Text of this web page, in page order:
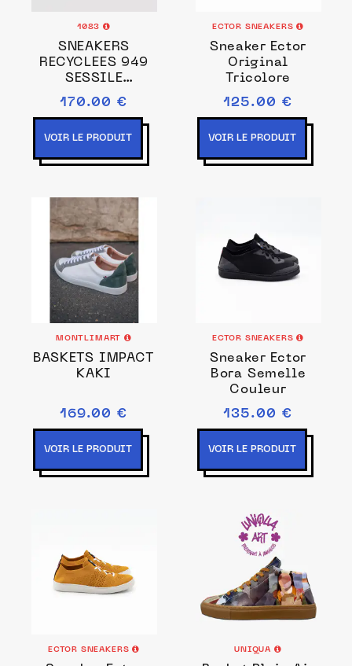
1083
SNEAKERS
RECYCLEES 949
SESSILE
montantes
superdenim bleu
170.00 €
VOIR LE PRODUIT
ECTOR SNEAKERS
Sneaker Ector
Original
Tricolore
125.00 €
VOIR LE PRODUIT
MONTLIMART
BASKETS IMPACT
KAKI
169.00 €
VOIR LE PRODUIT
ECTOR SNEAKERS
Sneaker Ector
Bora Semelle
Couleur
135.00 €
VOIR LE PRODUIT
ECTOR SNEAKERS UNIQUA